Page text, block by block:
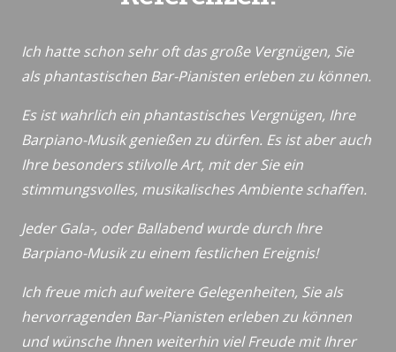
Ich hatte schon sehr oft das große Vergnügen, Sie
als phantastischen Bar-Pianisten erleben zu können.
Es ist wahrlich ein phantastisches Vergnügen, Ihre
Barpiano-Musik genießen zu dürfen. Es ist aber auch
Ihre besonders stilvolle Art, mit der Sie ein
stimmungsvolles, musikalisches Ambiente schaffen.
Jeder Gala-, oder Ballabend wurde durch Ihre
Barpiano-Musik zu einem festlichen Ereignis!
Ich freue mich auf weitere Gelegenheiten, Sie als
hervorragenden Bar-Pianisten erleben zu können
und wünsche Ihnen weiterhin viel Freude mit Ihrer